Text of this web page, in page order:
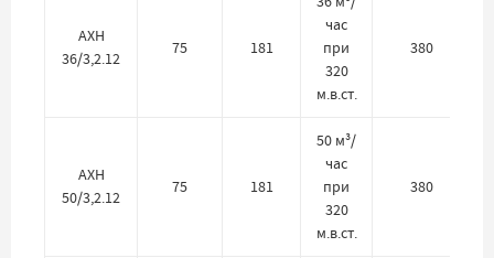
АХН
36/3,2.12
75 181
час
при
320
м.в.ст.
380
АХН
50/3,2.12
75 181
50 м³/
час
при
320
м.в.ст.
380